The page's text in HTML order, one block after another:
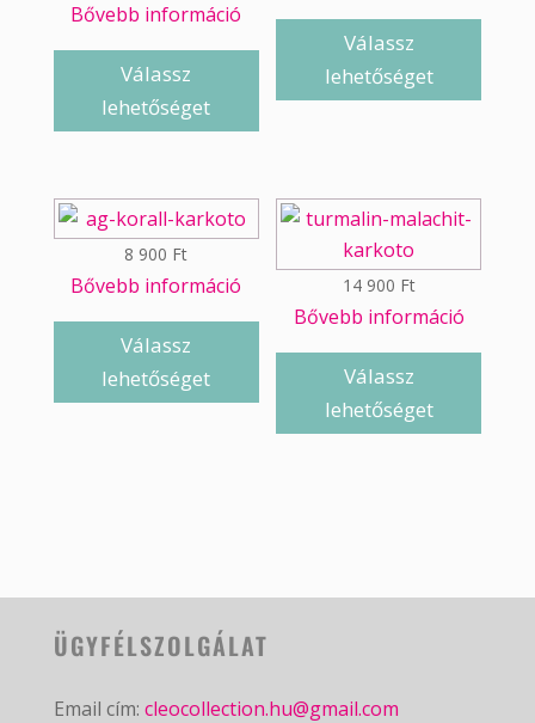
Bővebb információ
Válassz
lehetőséget
Válassz
lehetőséget
8 900 Ft
Bővebb információ
Válassz
lehetőséget
14 900 Ft
Bővebb információ
Válassz
lehetőséget
ÜGYFÉLSZOLGÁLAT
Email cím: cleocollection.hu@gmail.com